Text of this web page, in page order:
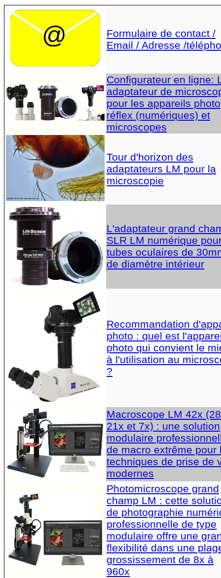
Formulaire de contact /
Email / Adresse /
Configurateur en ligne:
adaptateur de
pour les appareils photo
réflex (numériques) et
microscopes
Tour d'horizon des
adaptateurs LM pour la
microscopie
L'adaptateur grand
SLR LM numérique
tubes oculaires de
de diamètre intérieur
Recommandation
photo : quel est
photo qui convient le
à l'utilisation au
?
Macroscope LM 42x
21x et 7x) : une solution
modulaire
de macro extrême pour
techniques de prise de
modernes
Photomicroscope grand
champ LM : cette
de photographie
professionnelle de type
modulaire offre une
flexibilité dans une
grossissement de 8x à
960x